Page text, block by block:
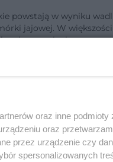
powstają w wyniku
jajowej. W
poronieniu we
oraz inne
oraz
przez urządzenie czy
spersonalizowanych